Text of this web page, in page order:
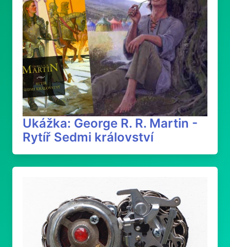
Ukážka: George R. R. Martin -
Rytíř Sedmi království